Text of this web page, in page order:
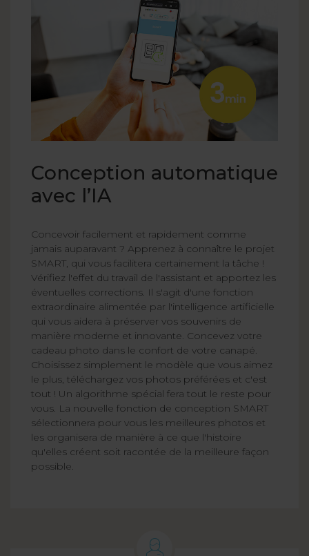
Conception automatique
avec l’IA
Concevoir facilement et rapidement comme
jamais auparavant ? Apprenez à connaître le projet
SMART, qui vous facilitera certainement la tâche !
Vérifiez l'effet du travail de l'assistant et apportez les
éventuelles corrections. Il s'agit d'une fonction
extraordinaire alimentée par l'intelligence artificielle
qui vous aidera à préserver vos souvenirs de
manière moderne et innovante. Concevez votre
cadeau photo dans le confort de votre canapé.
Choisissez simplement le modèle que vous aimez
le plus, téléchargez vos photos préférées et c'est
tout ! Un algorithme spécial fera tout le reste pour
vous. La nouvelle fonction de conception SMART
sélectionnera pour vous les meilleures photos et
les organisera de manière à ce que l'histoire
qu'elles créent soit racontée de la meilleure façon
possible.